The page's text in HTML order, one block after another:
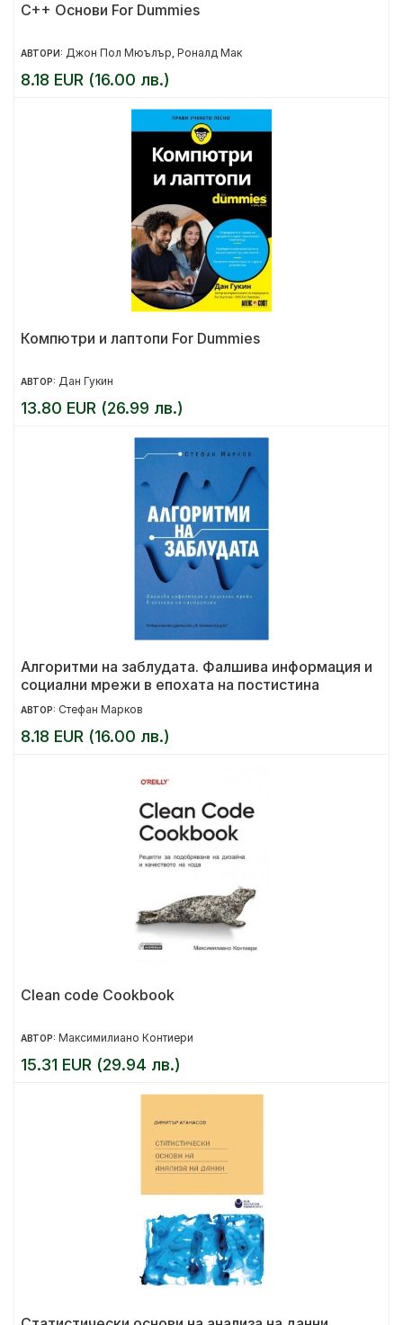
C++ Основи For Dummies
АВТОРИ: Джон Пол Мюълър Роналд Мак
8.18 EUR (16.00 лв.)
Компютри и лаптопи For Dummies
АВТОР: Дан Гукин
13.80 EUR (26.99 лв.)
Алгоритми на заблудата. Фалшива информация и
социални мрежи в епохата на постистина
АВТОР: Стефан Марков
8.18 EUR (16.00 лв.)
Clean code Cookbook
АВТОР: Максимилиано Контиери
15.31 EUR (29.94 лв.)